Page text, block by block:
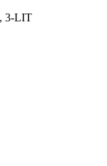
3-LIT